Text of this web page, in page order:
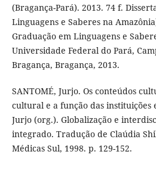
(Bragança-Pará). 2013. 74 f.
Linguagens e Saberes na
Graduação em Linguagens e
Universidade Federal do Pará,
Bragança, Bragança, 2013.
SANTOMÉ, Jurjo. Os conteúdos
cultural e a função das instituições
Jurjo (org.). Globalização e
integrado. Tradução de Claúdia
Médicas Sul, 1998. p. 129-152.